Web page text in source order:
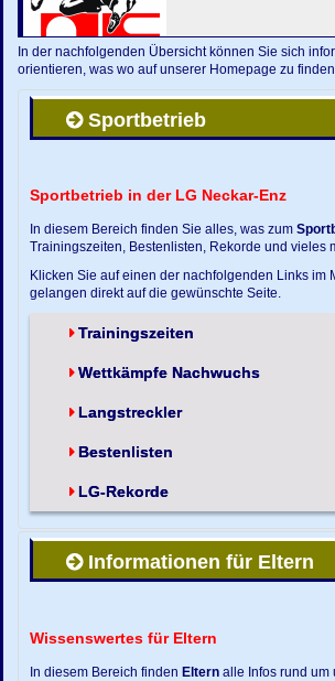
In der nachfolgenden Übersicht können Sie sich
orientieren, was wo auf unserer Homepage zu finden
Sportbetrieb
Sportbetrieb in der LG Neckar-Enz
In diesem Bereich finden Sie alles, was zum
Trainingszeiten, Bestenlisten, Rekorde und vieles
Klicken Sie auf einen der nachfolgenden Links im
gelangen direkt auf die gewünschte Seite.
Trainingszeiten
Wettkämpfe Nachwuchs
Langstreckler
Bestenlisten
LG-Rekorde
Informationen für Eltern
Wissenswertes für Eltern
In diesem Bereich finden Eltern alle Infos rund um